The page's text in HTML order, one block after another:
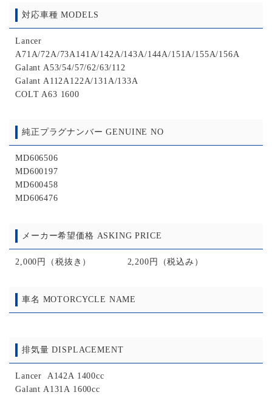
対応車種 MODELS
Lancer
A71A/72A/73A141A/142A/143A/144A/151A/155A/156A
Galant A53/54/57/62/63/112
Galant A112A122A/131A/133A
COLT A63 1600
純正プラグナンバー GENUINE NO
MD606506
MD600197
MD600458
MD606476
メーカー希望価格 ASKING PRICE
2,000円（税抜き） 2,200円（税込み）
車名 MOTORCYCLE NAME
排気量 DISPLACEMENT
Lancer A142A 1400cc
Galant A131A 1600cc